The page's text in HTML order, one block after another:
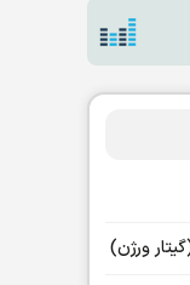
ورژن)